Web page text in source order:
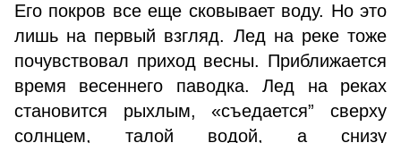
Его покров все еще сковывает воду. Но это
лишь на первый взгляд. Лед на реке тоже
почувствовал приход весны. Приближается
время весеннего паводка. Лед на реках
становится рыхлым, «съедается” сверху
солнцем, талой водой, а снизу